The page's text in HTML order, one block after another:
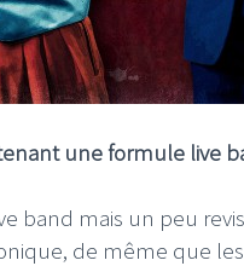
une formule live
band mais un peu
de même que